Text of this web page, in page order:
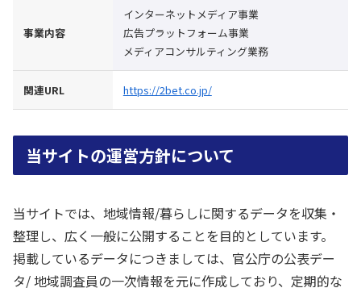
事業内容
インターネットメディア事業
広告プラットフォーム事業
メディアコンサルティング業務
関連URL https://2bet.co.jp/
当サイトの運営方針について
当サイトでは、地域情報/暮らしに関するデータを収集・
整理し、広く一般に公開することを目的としています。
掲載しているデータにつきましては、官公庁の公表デー
タ/ 地域調査員の一次情報を元に作成しており、定期的な